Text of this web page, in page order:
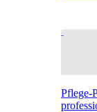
Pflege-